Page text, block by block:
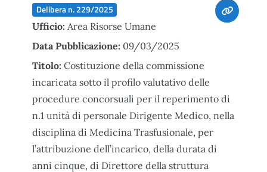
Delibera n. 229/2025
Ufficio: Area Risorse Umane
Data Pubblicazione: 09/03/2025
Titolo: Costituzione della commissione
incaricata sotto il profilo valutativo delle
procedure concorsuali per il reperimento di
n.1 unità di personale Dirigente Medico, nella
disciplina di Medicina Trasfusionale, per
l’attribuzione dell’incarico, della durata di
anni cinque, di Direttore della struttura